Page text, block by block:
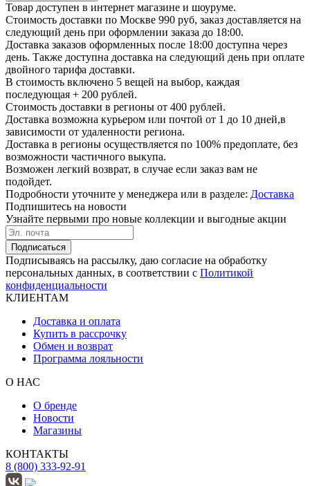
Товар доступен в интернет магазине и шоуруме.
Стоимость доставки по Москве 990 руб, заказ доставляется на
следующий день при оформлении заказа до 18:00.
Доставка заказов оформленных после 18:00 доступна через
день. Также доступна доставка на следующий день при оплате
двойного тарифа доставки.
В стоимость включено 5 вещей на выбор, каждая
последующая + 200 рублей.
Стоимость доставки в регионы от 400 рублей.
Доставка возможна курьером или почтой от 1 до 10 дней,в
зависимости от удаленности региона.
Доставка в регионы осуществляется по 100% предоплате, без
возможности частичного выкупа.
Возможен легкий возврат, в случае если заказ вам не
подойдет.
Подробности уточните у менеджера или в разделе: Доставка
Подпишитесь на новости
Узнайте первыми про новые коллекции и выгодные акции
Подписаться
Подписываясь на рассылку, даю согласие на обработку
персональных данных, в соответствии с Политикой
конфиденциальности
КЛИЕНТАМ
Доставка и оплата
Купить в рассрочку
Обмен и возврат
Программа лояльности
О НАС
О бренде
Новости
Магазины
КОНТАКТЫ
8 (800) 333-92-91